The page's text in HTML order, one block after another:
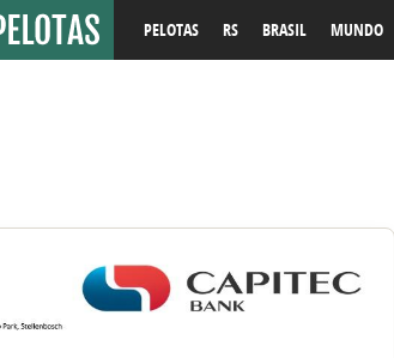
PELOTAS RS BRASIL MUNDO